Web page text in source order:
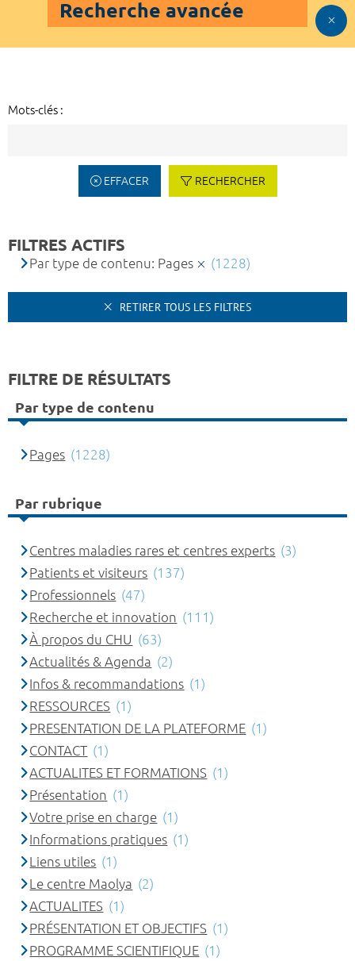
Recherche avancée
Mots-clés :
EFFACER RECHERCHER
FILTRES ACTIFS
Par type de contenu: Pages (1228)
RETIRER TOUS LES FILTRES
FILTRE DE RÉSULTATS
Par type de contenu
Pages (1228)
Par rubrique
Centres maladies rares et centres experts (3)
Patients et visiteurs (137)
Professionnels (47)
Recherche et innovation (111)
À propos du CHU (63)
Actualités & Agenda (2)
Infos & recommandations (1)
RESSOURCES (1)
PRESENTATION DE LA PLATEFORME (1)
CONTACT (1)
ACTUALITES ET FORMATIONS (1)
Présentation (1)
Votre prise en charge (1)
Informations pratiques (1)
Liens utiles (1)
Le centre Maolya (2)
ACTUALITES (1)
PRÉSENTATION ET OBJECTIFS (1)
PROGRAMME SCIENTIFIQUE (1)